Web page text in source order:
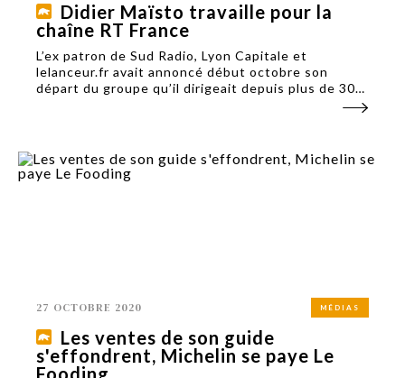
Didier Maïsto travaille pour la
chaîne RT France
L’ex patron de Sud Radio, Lyon Capitale et
lelanceur.fr avait annoncé début octobre son
départ du groupe qu’il dirigeait depuis plus de 30
27 OCTOBRE 2020 MÉDIAS
Les ventes de son guide
s'effondrent, Michelin se paye Le
Fooding